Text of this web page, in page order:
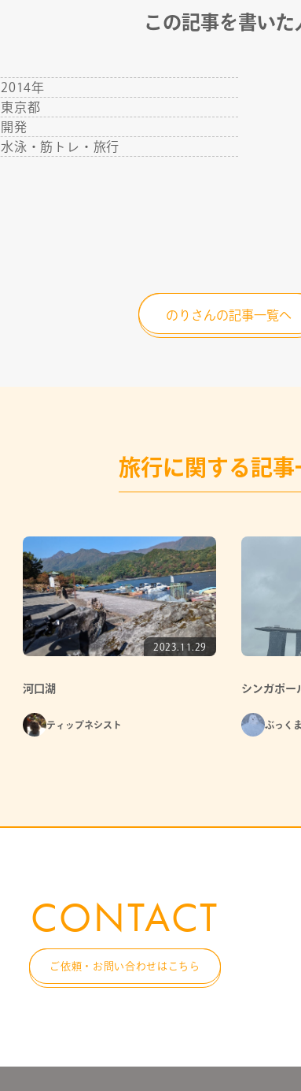
RECRUIT
この記事を書いた
2014年
東京都
開発
水泳・筋トレ・旅行
のりさんの記事一覧へ
旅行に関する記事
2023.11.29
河口湖
ティップネシスト
シンガポー
ぶっく
CONTACT
ご依頼・お問い合わせはこちら